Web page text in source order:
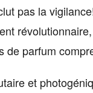
pas la
de parfum
et